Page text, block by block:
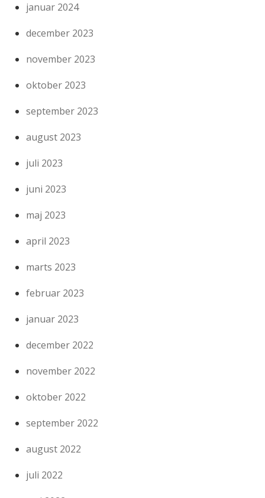
januar 2024
december 2023
november 2023
oktober 2023
september 2023
august 2023
juli 2023
juni 2023
maj 2023
april 2023
marts 2023
februar 2023
januar 2023
december 2022
november 2022
oktober 2022
september 2022
august 2022
juli 2022